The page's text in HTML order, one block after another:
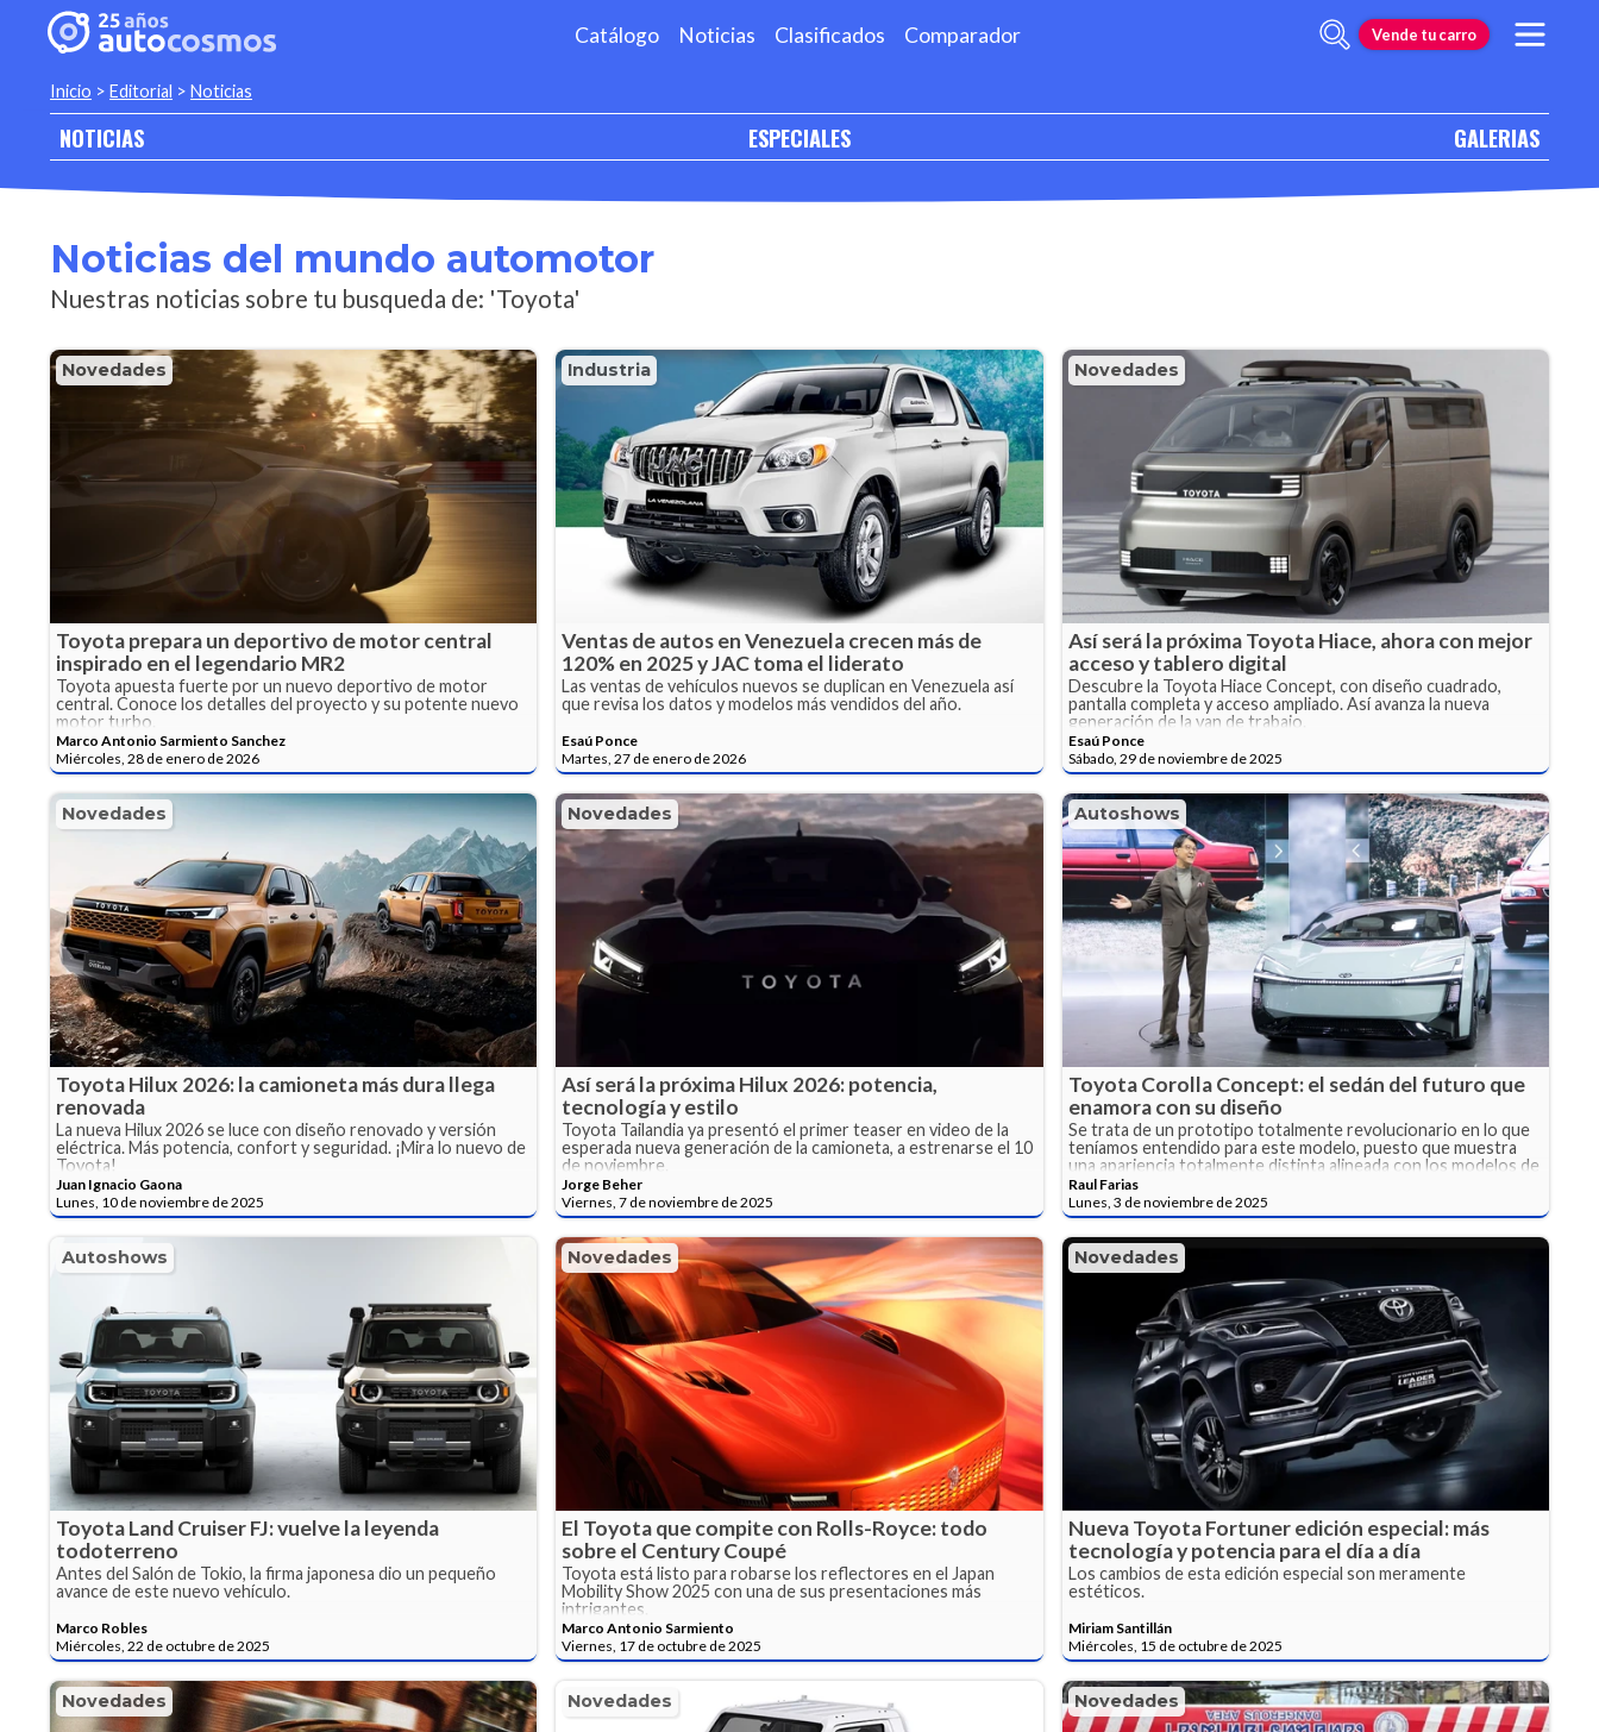
Catálogo Noticias Clasificados Comparador Vende tu carro
Inicio > Editorial > Noticias
NOTICIAS ESPECIALES GALERIAS
Noticias del mundo automotor
Nuestras noticias sobre tu busqueda de: 'Toyota'
Novedades
Toyota prepara un deportivo de motor central
inspirado en el legendario MR2
Toyota apuesta fuerte por un nuevo deportivo de motor
central. Conoce los detalles del proyecto y su potente nuevo
motor turbo.
Marco Antonio Sarmiento Sanchez
Miércoles, 28 de enero de 2026
Industria
Ventas de autos en Venezuela crecen más de
120% en 2025 y JAC toma el liderato
Las ventas de vehículos nuevos se duplican en Venezuela así
que revisa los datos y modelos más vendidos del año.
Esaú Ponce
Martes, 27 de enero de 2026
Novedades
Así será la próxima Toyota Hiace, ahora con mejor
acceso y tablero digital
Descubre la Toyota Hiace Concept, con diseño cuadrado,
pantalla completa y acceso ampliado. Así avanza la nueva
generación de la van de trabajo.
Esaú Ponce
Sábado, 29 de noviembre de 2025
Novedades
Toyota Hilux 2026: la camioneta más dura llega
renovada
La nueva Hilux 2026 se luce con diseño renovado y versión
eléctrica. Más potencia, confort y seguridad. ¡Mira lo nuevo de
Toyota!
Juan Ignacio Gaona
Lunes, 10 de noviembre de 2025
Novedades
Así será la próxima Hilux 2026: potencia,
tecnología y estilo
Toyota Tailandia ya presentó el primer teaser en video de la
esperada nueva generación de la camioneta, a estrenarse el 10
de noviembre.
Jorge Beher
Viernes, 7 de noviembre de 2025
Autoshows
Toyota Corolla Concept: el sedán del futuro que
enamora con su diseño
Se trata de un prototipo totalmente revolucionario en lo que
teníamos entendido para este modelo, puesto que muestra
una apariencia totalmente distinta alineada con los modelos de
la serie bZ y el Prius.
Raul Farias
Lunes, 3 de noviembre de 2025
Autoshows
Toyota Land Cruiser FJ: vuelve la leyenda
todoterreno
Antes del Salón de Tokio, la firma japonesa dio un pequeño
avance de este nuevo vehículo.
Marco Robles
Miércoles, 22 de octubre de 2025
Novedades
El Toyota que compite con Rolls-Royce: todo
sobre el Century Coupé
Toyota está listo para robarse los reflectores en el Japan
Mobility Show 2025 con una de sus presentaciones más
intrigantes.
Marco Antonio Sarmiento
Viernes, 17 de octubre de 2025
Novedades
Nueva Toyota Fortuner edición especial: más
tecnología y potencia para el día a día
Los cambios de esta edición especial son meramente
estéticos.
Miriam Santillán
Miércoles, 15 de octubre de 2025
Novedades Novedades Novedades